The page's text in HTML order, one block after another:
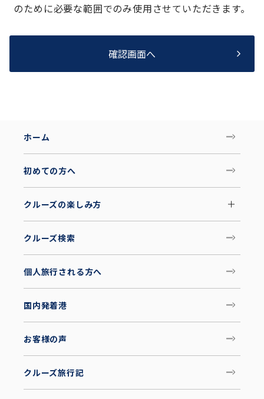
のために必要な範囲でのみ使用させていただきます。
確認画面へ
ホーム
初めての方へ
クルーズの楽しみ方
クルーズ検索
個人旅行される方へ
国内発着港
お客様の声
クルーズ旅行記